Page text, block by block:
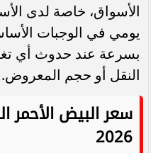
الأسواق، خاصة لدى
يومي في الوجبات
بسرعة عند حدوث أي
النقل أو حجم المعروض.
2026